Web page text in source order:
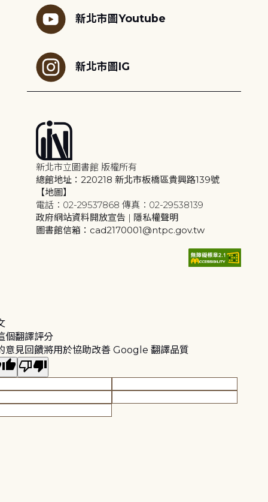
新北市圖Youtube
新北市圖IG
新北市立圖書館 版權所有
總館地址：220218 新北市板橋區貴興路139號
【地圖】
電話：02-29537868 傳真：02-29538139
政府網站資料開放宣告 | 隱私權聲明
圖書館信箱：cad2170001@ntpc.gov.tw
個翻譯評分
意見回饋將用於協助改善 Google 翻譯品質